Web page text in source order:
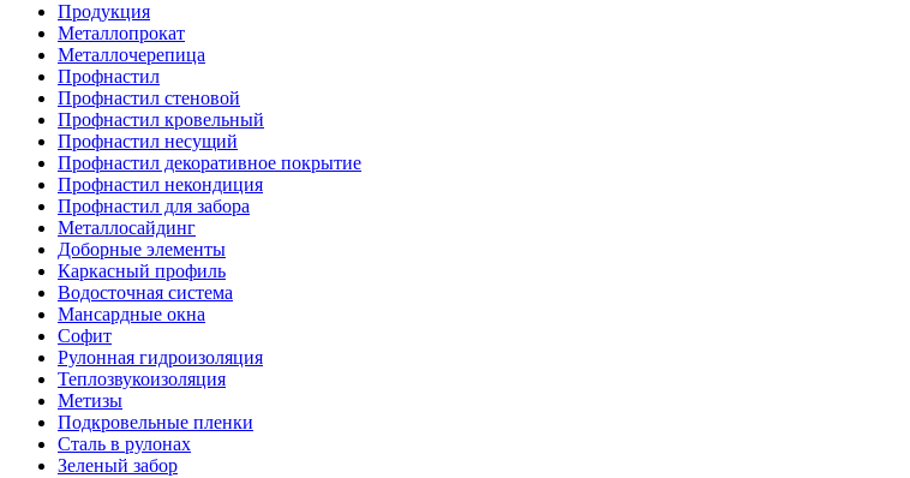
Продукция
Металлопрокат
Металлочерепица
Профнастил
Профнастил стеновой
Профнастил кровельный
Профнастил несущий
Профнастил декоративное покрытие
Профнастил некондиция
Профнастил для забора
Металлосайдинг
Доборные элементы
Каркасный профиль
Водосточная система
Мансардные окна
Софит
Рулонная гидроизоляция
Теплозвукоизоляция
Метизы
Подкровельные пленки
Сталь в рулонах
Зеленый забор